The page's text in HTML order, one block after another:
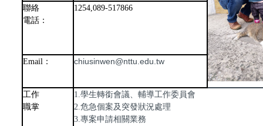
聯絡
電話：
1254,089-517866
Email ： chiusinwen@nttu.edu.tw
工作
職掌
1.學生轉銜會議、輔導工作委員會
2.危急個案及突發狀況處理
3.專案申請相關業務